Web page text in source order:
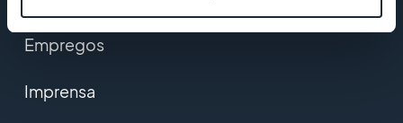
Empregos
Imprensa